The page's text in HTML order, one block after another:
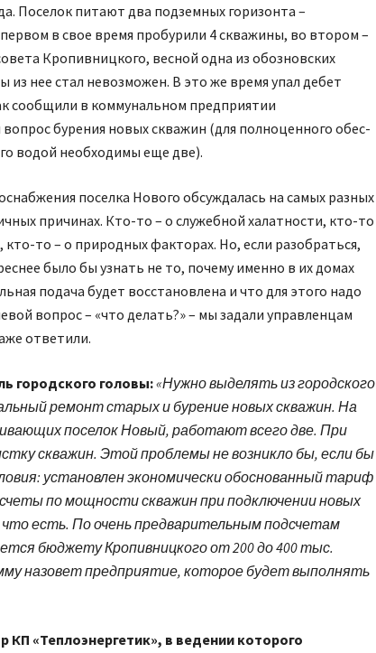
Поселок питают два подземных горизонта –
в свое время пробурили 4 скважины, во втором –
Кропивницкого, весной одна из обозновских
из нее стал невозможен. В это же время упал дебет
сообщили в коммунальном предприятии
вопрос бурения новых скважин (для полноценного обес­
водой необходимы еще две).
поселка Нового обсуждалась на самых разных
причинах. Кто-то – о служебной халатности, кто-то
кто-то – о природных факторах. Но, если разобраться,
было бы узнать не то, почему именно в их домах
подача будет восстановлена и что для этого надо
вопрос – «что делать?» – мы задали управленцам
ответили.
городского головы:«Нужно выделять из городского
ремонт старых и бурение новых скважин. На
поселок Новый, работают всего две. При
скважин. Этой проблемы не возникло бы, если бы
установлен экономически обоснованный тариф
по мощности скважин при подключении новых
есть. По очень предварительным подсчетам
бюджету Кропивницкого от 200 до 400 тыс.
назовет предприятие, которое будет выполнять
КП «Теплоэнергетик», в ведении которого